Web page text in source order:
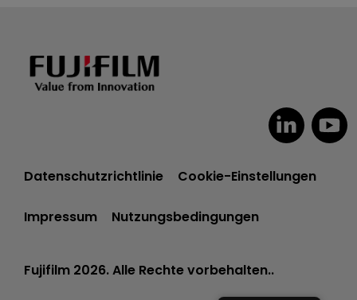
Datenschutzrichtlinie Cookie-Einstellungen
Impressum Nutzungsbedingungen
Fujifilm 2026. Alle Rechte vorbehalten..